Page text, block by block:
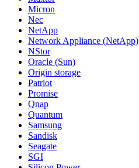
Micron
Nec
NetApp
Network Appliance (NetApp)
NStor
Oracle (Sun)
Origin storage
Patriot
Promise
Qnap
Quantum
Samsung
Sandisk
Seagate
SGI